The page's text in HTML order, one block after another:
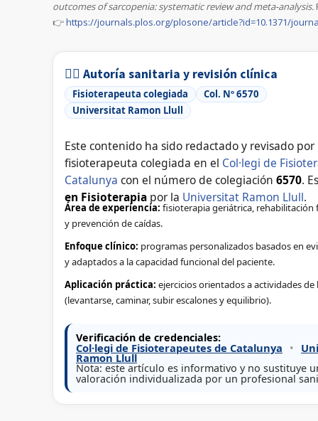
outcomes of sarcopenia: systematic review and meta-analysis.
👉https://journals.plos.org/plosone/article?id=10.1371/
👩‍⚕️ Autoría sanitaria y revisión clínica
Fisioterapeuta colegiada
Col. Nº 6570
Universitat Ramon Llull
Este contenido ha sido redactado y revisado por
fisioterapeuta colegiada en el Col·legi de
Catalunya con el número de colegiación 6570.
en Fisioterapia por la Universitat Ramon Llull.
Área de experiencia: fisioterapia geriátrica, rehabilitación
y prevención de caídas.
Enfoque clínico: programas personalizados basados en
y adaptados a la capacidad funcional del paciente.
Aplicación práctica: ejercicios orientados a actividades de
(levantarse, caminar, subir escalones y equilibrio).
Verificación de credenciales:
Col·legi de Fisioterapeutes de Catalunya •
Ramon Llull
Nota: este artículo es informativo y no sustituye
valoración individualizada por un profesional